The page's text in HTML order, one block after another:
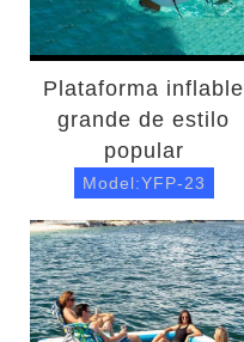
Plataforma inflable
grande de estilo
popular
Model:YFP-23